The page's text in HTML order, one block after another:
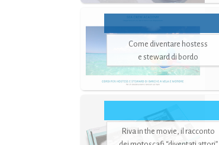
Come diventare hostess
e steward di bordo
Riva in the movie, il racconto